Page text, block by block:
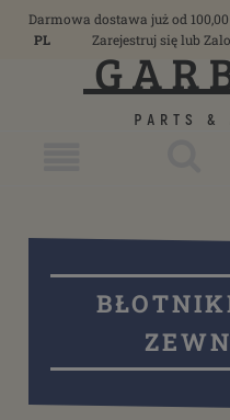
Darmowa dostawa już od 100,00
PL
Zarejestruj sięlub